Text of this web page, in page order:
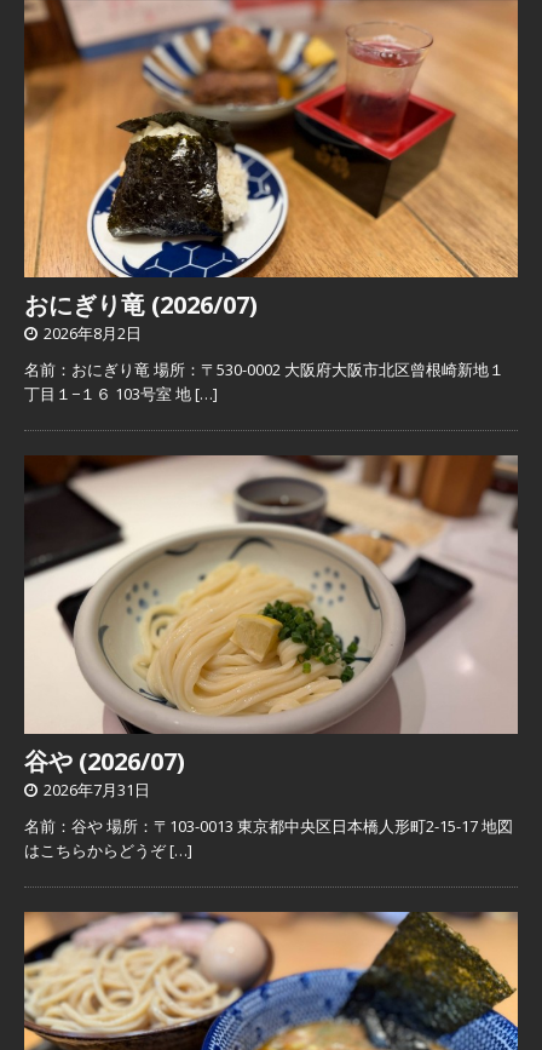
おにぎり竜 (2026/07)
2026年8月2日
名前：おにぎり竜 場所：〒530-0002 大阪府大阪市北区曾根崎新地１
丁目１−１６ 103号室 地[…]
谷や (2026/07)
2026年7月31日
名前：谷や 場所：〒103-0013 東京都中央区日本橋人形町2-15-17 地図
はこちらからどうぞ[…]